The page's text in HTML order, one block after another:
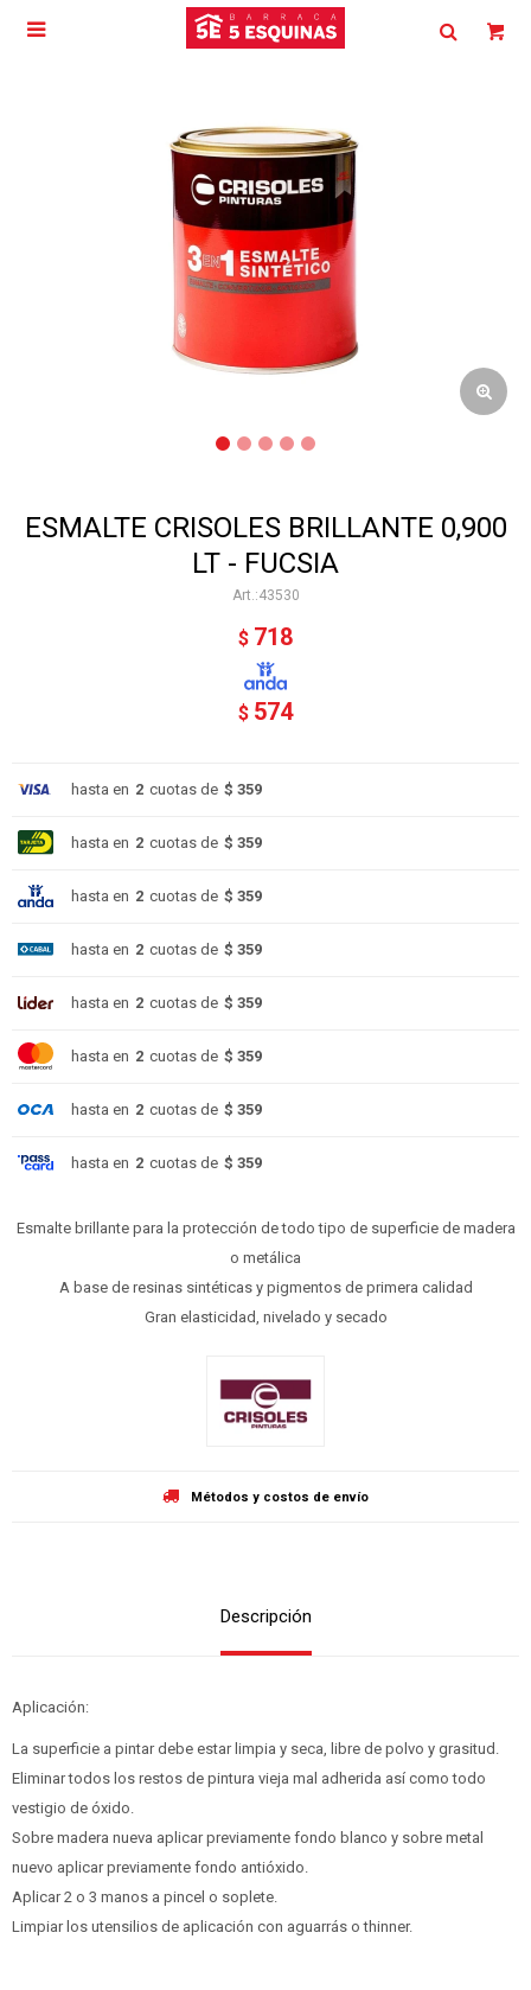

ESMALTE CRISOLES BRILLANTE 0,900
LT - FUCSIA
43530
$ 718
$ 574
hasta en 2 cuotas de $ 359
hasta en 2 cuotas de $ 359
hasta en 2 cuotas de $ 359
hasta en 2 cuotas de $ 359
hasta en 2 cuotas de $ 359
hasta en 2 cuotas de $ 359
hasta en 2 cuotas de $ 359
hasta en 2 cuotas de $ 359
Esmalte brillante para la protección de todo tipo de superficie de madera
o metálica
A base de resinas sintéticas y pigmentos de primera calidad
Gran elasticidad, nivelado y secado
Métodos y costos de envío
Descripción
Aplicación:
La superficie a pintar debe estar limpia y seca, libre de polvo y grasitud.
Eliminar todos los restos de pintura vieja mal adherida así como todo
vestigio de óxido.
Sobre madera nueva aplicar previamente fondo blanco y sobre metal
nuevo aplicar previamente fondo antióxido.
Aplicar 2 o 3 manos a pincel o soplete.
Limpiar los utensilios de aplicación con aguarrás o thinner.